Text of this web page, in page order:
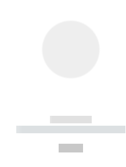
------------
----------- ----------- --------